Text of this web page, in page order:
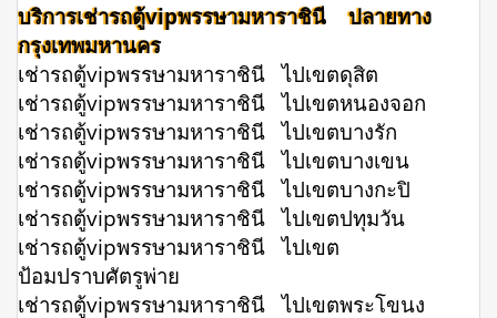
บริการเช่ารถตู้vipพรรษามหาราชินี ปลายทาง
กรุงเทพมหานคร
เช่ารถตู้vipพรรษามหาราชินี ไปเขตดุสิต
เช่ารถตู้vipพรรษามหาราชินี ไปเขตหนองจอก
เช่ารถตู้vipพรรษามหาราชินี ไปเขตบางรัก
เช่ารถตู้vipพรรษามหาราชินี ไปเขตบางเขน
เช่ารถตู้vipพรรษามหาราชินี ไปเขตบางกะปิ
เช่ารถตู้vipพรรษามหาราชินี ไปเขตปทุมวัน
เช่ารถตู้vipพรรษามหาราชินี ไปเขต
ป้อมปราบศัตรูพ่าย
เช่ารถตู้vipพรรษามหาราชินี ไปเขตพระโขนง